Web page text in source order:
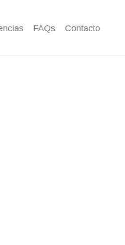
FAQs Contacto